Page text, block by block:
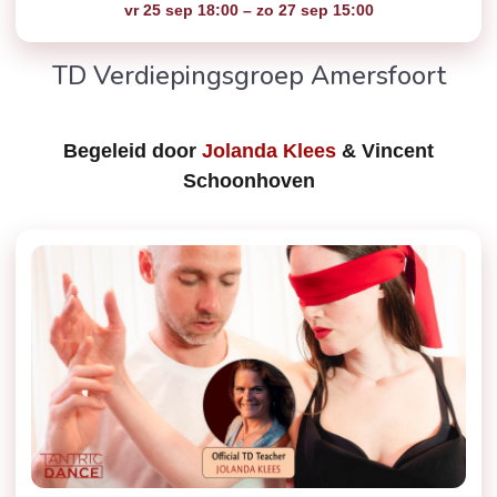
vr 25 sep 18:00 – zo 27 sep 15:00
TD Verdiepingsgroep Amersfoort
Begeleid door Jolanda Klees & Vincent
Schoonhoven